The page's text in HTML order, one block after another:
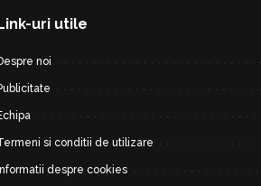
uri utile
noi
si conditii de utilizare
despre cookies